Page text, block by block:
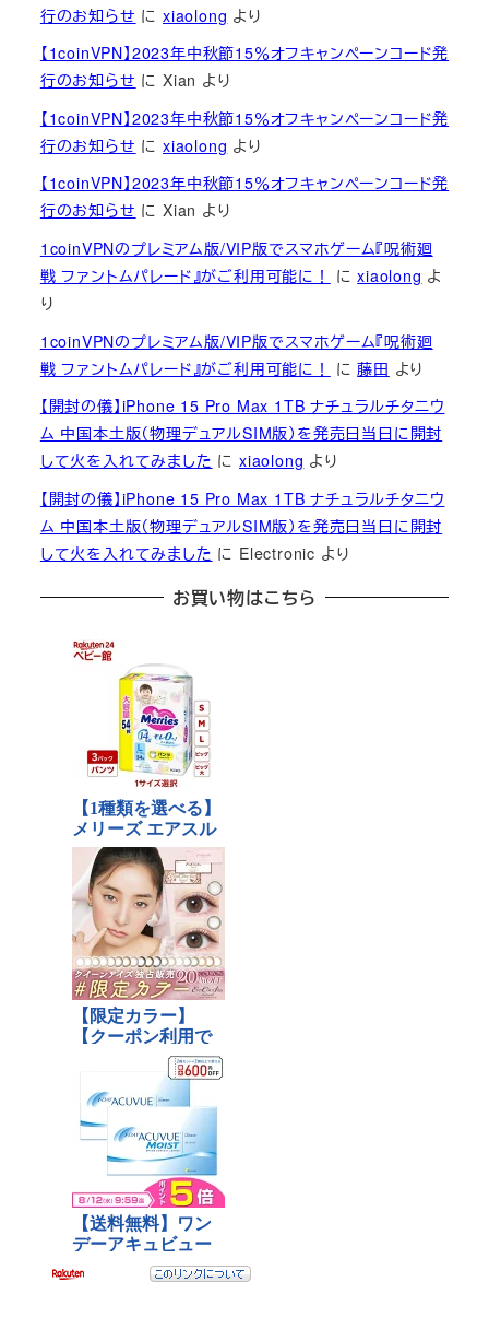
行のお知らせ にxiaolong より
【1coinVPN】2023年中秋節15％オフキャンペーンコード発
行のお知らせ にXian より
【1coinVPN】2023年中秋節15％オフキャンペーンコード発
行のお知らせ にxiaolong より
【1coinVPN】2023年中秋節15％オフキャンペーンコード発
行のお知らせ にXian より
1coinVPNのプレミアム版/VIP版でスマホゲーム『呪術廻
戦 ファントムパレード』がご利用可能に！
にxiaolong よ
り
1coinVPNのプレミアム版/VIP版でスマホゲーム『呪術廻
戦 ファントムパレード』がご利用可能に！
に藤田 より
【開封の儀】iPhone 15 Pro Max 1TB ナチュラルチタニウ
ム 中国本土版（物理デュアルSIM版）を発売日当日に開封
して火を入れてみました にxiaolong より
【開封の儀】iPhone 15 Pro Max 1TB ナチュラルチタニウ
ム 中国本土版（物理デュアルSIM版）を発売日当日に開封
して火を入れてみました に Electronic より
お買い物はこちら